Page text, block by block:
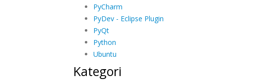
PyCharm
PyDev - Eclipse Plugin
PyQt
Python
Ubuntu
Kategori